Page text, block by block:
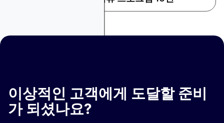
이상적인 고객에게 도달할 준비
가 되셨나요?